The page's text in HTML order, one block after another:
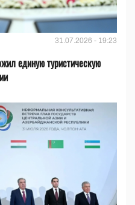
31.07.2026 - 19:23
единую туристическую